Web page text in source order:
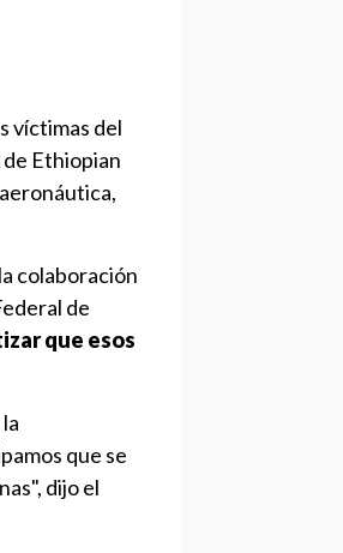
víctimas del
Ethiopian
colaboración
de
que esos
que se
dijo el